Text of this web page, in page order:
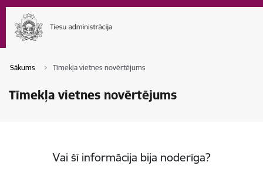
Sākums Tīmekļa vietnes novērtējums
Tīmekļa vietnes novērtējums
Vai šī informācija bija noderīga?